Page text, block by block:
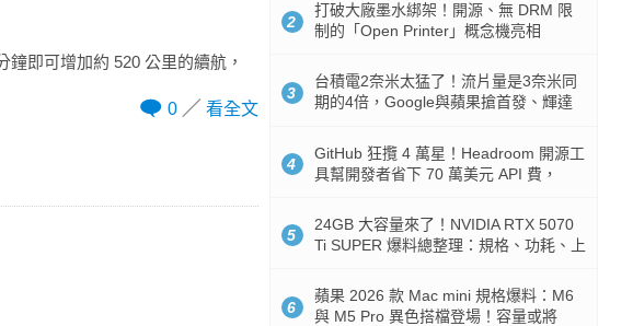
即可增加約 520 公里的續航，
0
看全文
2
打破大廠墨水綁架！開源、無 DRM 限
制的「Open Printer」概念機亮相
3
台積電2奈米太猛了！流片量是3奈米同
期的4倍，Google與蘋果搶首發、輝達
4
GitHub 狂攬 4 萬星！Headroom 開源工
具幫開發者省下 70 萬美元 API 費，
5
24GB 大容量來了！NVIDIA RTX 5070
Ti SUPER 爆料總整理：規格、功耗、上
6
蘋果 2026 款 Mac mini 規格爆料：M6
與 M5 Pro 異色搭檔登場！容量或將